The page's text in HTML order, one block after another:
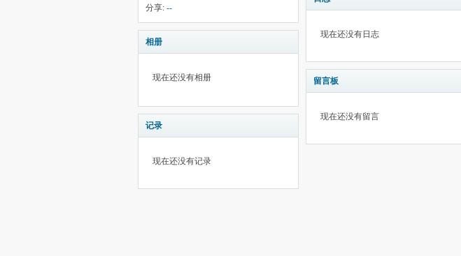
分享: --
相册
现在还没有相册
记录
现在还没有记录
现在还没有日志
留言板
现在还没有留言